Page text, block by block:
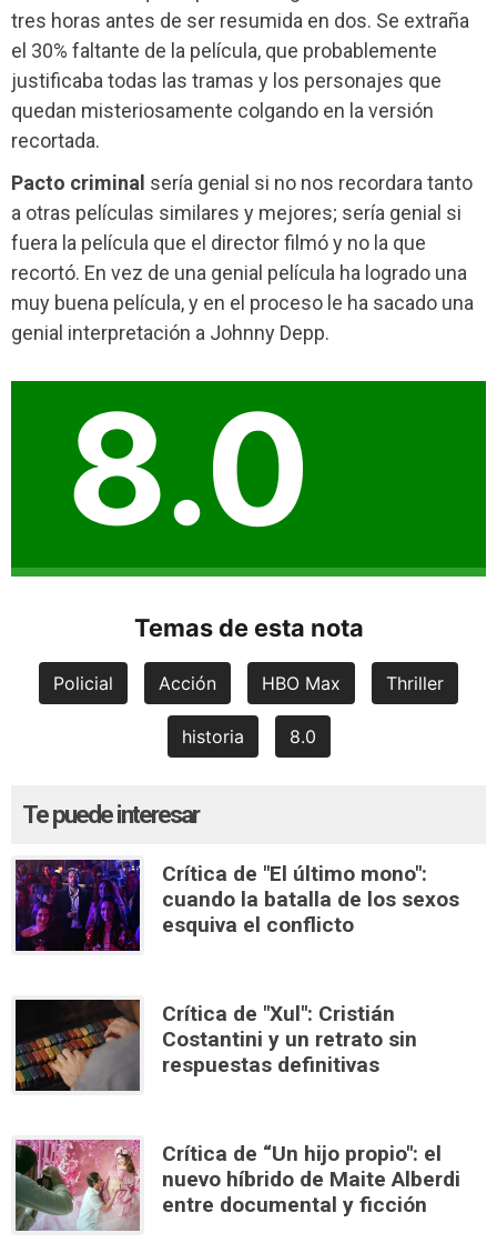
tres horas antes de ser resumida en dos. Se extraña
el 30% faltante de la película, que probablemente
justificaba todas las tramas y los personajes que
quedan misteriosamente colgando en la versión
recortada.
Pacto criminal sería genial si no nos recordara tanto
a otras películas similares y mejores; sería genial si
fuera la película que el director filmó y no la que
recortó. En vez de una genial película ha logrado una
muy buena película, y en el proceso le ha sacado una
genial interpretación a Johnny Depp.
8.0
Temas de esta nota
Policial Acción HBO Max Thriller
historia 8.0
Te puede interesar
Crítica de "El último mono":
cuando la batalla de los sexos
esquiva el conflicto
Crítica de "Xul": Cristián
Costantini y un retrato sin
respuestas definitivas
Crítica de “Un hijo propio": el
nuevo híbrido de Maite Alberdi
entre documental y ficción